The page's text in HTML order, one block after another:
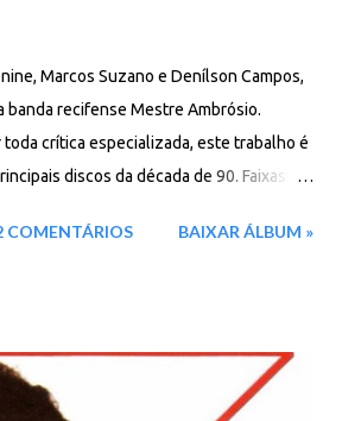
Marcos Suzano e Denílson Campos,
banda recifense Mestre Ambrósio.
crítica especializada, este trabalho é
discos da década de 90. Faixas:
Jatobá 06. Estrela amazona (Cavalo
15. Matuto do salame 16. A feira de
- MP3 - 320 Kbps pCloud - Google Drive -
COMENTÁRIOS BAIXAR ÁLBUM »